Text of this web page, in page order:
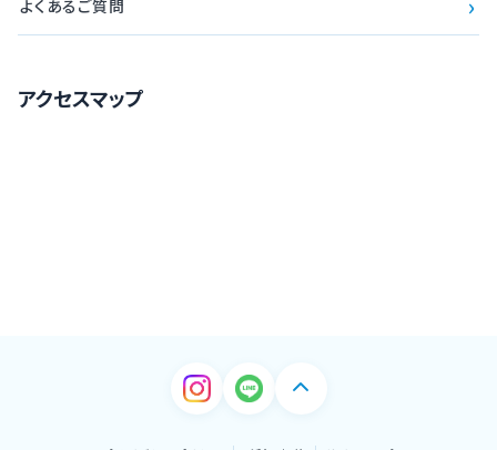
よくあるご質問
アクセスマップ